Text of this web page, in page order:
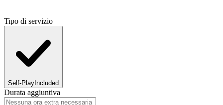
Tipo di servizio
Self-Play Included
Durata aggiuntiva